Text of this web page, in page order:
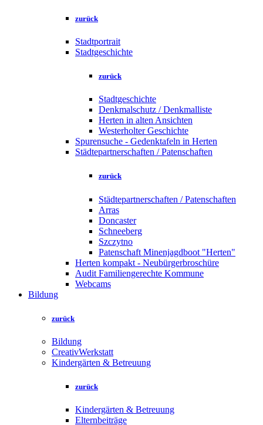
zurück
Stadtportrait
Stadtgeschichte
zurück
Stadtgeschichte
Denkmalschutz / Denkmalliste
Herten in alten Ansichten
Westerholter Geschichte
Spurensuche - Gedenktafeln in Herten
Städtepartnerschaften / Patenschaften
zurück
Städtepartnerschaften / Patenschaften
Arras
Doncaster
Schneeberg
Szczytno
Patenschaft Minenjagdboot "Herten"
Herten kompakt - Neubürgerbroschüre
Audit Familiengerechte Kommune
Webcams
Bildung
zurück
Bildung
CreativWerkstatt
Kindergärten & Betreuung
zurück
Kindergärten & Betreuung
Elternbeiträge